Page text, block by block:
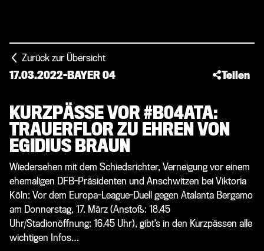
Zurück zur Übersicht
17.03.2022-BAYER 04 Teilen
KURZPÄSSE VOR #B04ATA:
TRAUERFLOR ZU EHREN VON
EGIDIUS BRAUN
Wiedersehen mit dem Schiedsrichter, Verneigung vor einem
ehemaligen DFB-Präsidenten und Anschwitzen bei Viktoria
Köln: Vor dem Europa-League-Duell gegen Atalanta Bergamo
am Donnerstag, 17. März (Anstoß: 18.45
Uhr/Stadionöffnung: 16.45 Uhr), gibt’s in den Kurzpässen alle
wichtigen Infos…